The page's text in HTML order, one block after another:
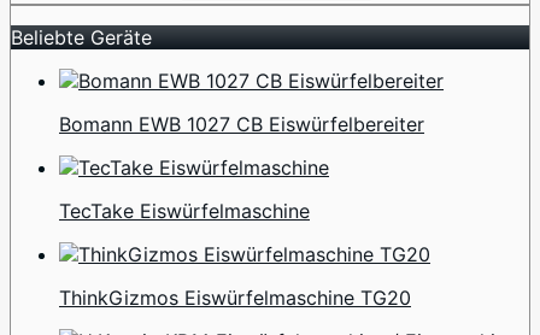
Beliebte Geräte
Bomann EWB 1027 CB Eiswürfelbereiter
TecTake Eiswürfelmaschine
ThinkGizmos Eiswürfelmaschine TG20